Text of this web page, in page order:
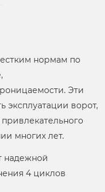
нормам по
Эти
эксплуатации ворот,
многих лет.
надежной
4 циклов